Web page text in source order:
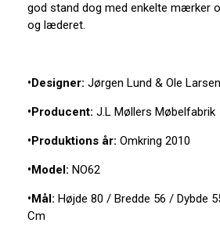
god stand dog med enkelte mærker
og læderet.
•Designer: Jørgen Lund & Ole Larsen
•Producent: J.L Møllers Møbelfabrik
•Produktions år: Omkring 2010
•Model: NO62
•Mål: Højde 80 / Bredde 56 / Dybde
Cm